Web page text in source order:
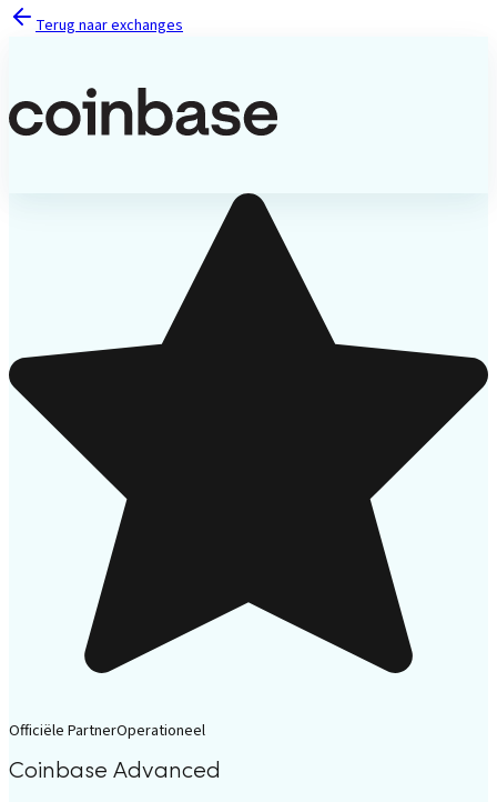
Terug naar exchanges
Officiële PartnerOperationeel
Coinbase Advanced